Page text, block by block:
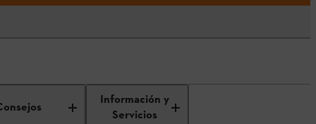
Información y
Servicios